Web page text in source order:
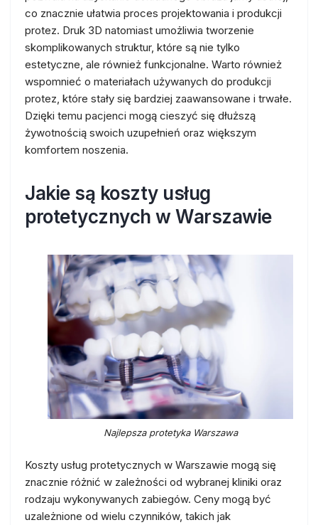
co znacznie ułatwia proces projektowania i produkcji
protez. Druk 3D natomiast umożliwia tworzenie
skomplikowanych struktur, które są nie tylko
estetyczne, ale również funkcjonalne. Warto również
wspomnieć o materiałach używanych do produkcji
protez, które stały się bardziej zaawansowane i trwałe.
Dzięki temu pacjenci mogą cieszyć się dłuższą
żywotnością swoich uzupełnień oraz większym
komfortem noszenia.
Jakie są koszty usług
protetycznych w Warszawie
Najlepsza protetyka Warszawa
Koszty usług protetycznych w Warszawie mogą się
znacznie różnić w zależności od wybranej kliniki oraz
rodzaju wykonywanych zabiegów. Ceny mogą być
uzależnione od wielu czynników, takich jak